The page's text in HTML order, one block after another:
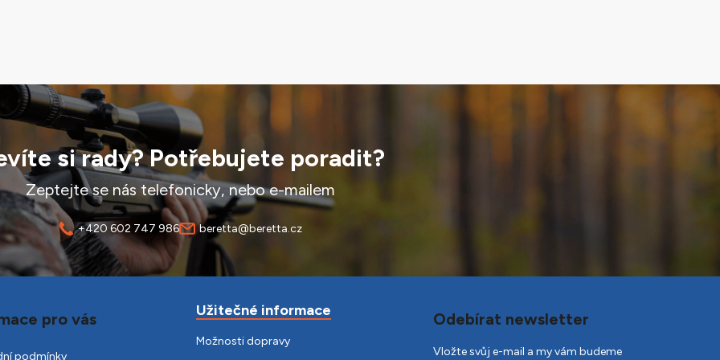
si rady? Potřebujete poradit?
Zeptejte se nás telefonicky, nebo e-mailem
+420 602 747 986 beretta@beretta.cz
pro vás
podmínky
Užitečné informace
Možnosti dopravy
Odebírat newsletter
Vložte svůj e-mail a my vám budeme